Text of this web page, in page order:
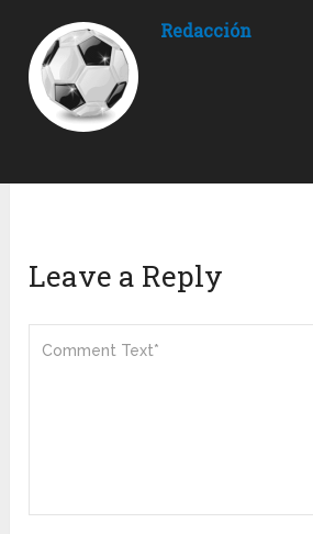
Redacción
Leave a Reply